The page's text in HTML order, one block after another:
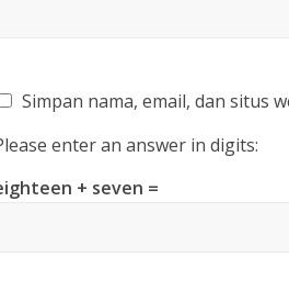
Simpan nama, email, dan situs
enter an answer in digits:
+ seven =